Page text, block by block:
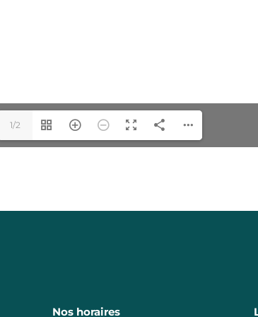
1/2
Nos horaires